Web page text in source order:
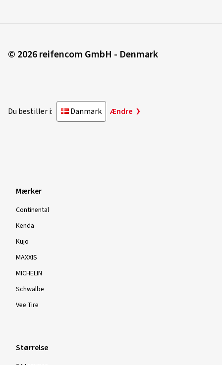
© 2026 reifencom GmbH - Denmark
Du bestiller i: Danmark Ændre
Mærker
Continental
Kenda
Kujo
MAXXIS
MICHELIN
Schwalbe
Vee Tire
Størrelse